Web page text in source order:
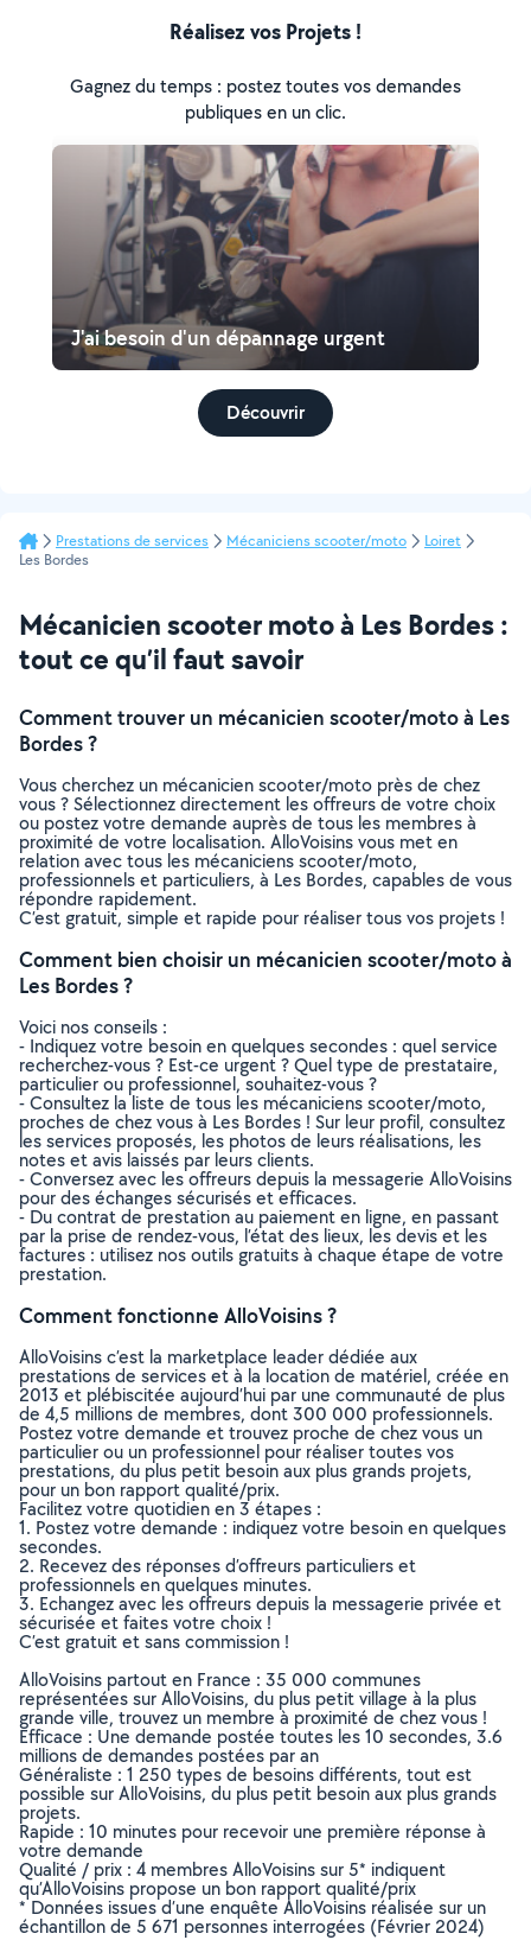
Réalisez vos Projets !
Gagnez du temps : postez toutes vos demandes
publiques en un clic.
J'ai besoin d'un dépannage urgent
Découvrir
Prestations de services Mécaniciens scooter/moto
Loiret
Les Bordes
Mécanicien scooter moto à Les Bordes :
tout ce qu’il faut savoir
Comment trouver un mécanicien scooter/moto à Les
Bordes ?
Vous cherchez un mécanicien scooter/moto près de chez
vous ? Sélectionnez directement les offreurs de votre choix
ou postez votre demande auprès de tous les membres à
proximité de votre localisation. AlloVoisins vous met en
relation avec tous les mécaniciens scooter/moto,
professionnels et particuliers, à Les Bordes, capables de vous
répondre rapidement.
C’est gratuit, simple et rapide pour réaliser tous vos projets !
Comment bien choisir un mécanicien scooter/moto à
Les Bordes ?
Voici nos conseils :
- Indiquez votre besoin en quelques secondes : quel service
recherchez-vous ? Est-ce urgent ? Quel type de prestataire,
particulier ou professionnel, souhaitez-vous ?
- Consultez la liste de tous les mécaniciens scooter/moto,
proches de chez vous à Les Bordes ! Sur leur profil, consultez
les services proposés, les photos de leurs réalisations, les
notes et avis laissés par leurs clients.
- Conversez avec les offreurs depuis la messagerie AlloVoisins
pour des échanges sécurisés et efficaces.
- Du contrat de prestation au paiement en ligne, en passant
par la prise de rendez-vous, l’état des lieux, les devis et les
factures : utilisez nos outils gratuits à chaque étape de votre
prestation.
Comment fonctionne AlloVoisins ?
AlloVoisins c’est la marketplace leader dédiée aux
prestations de services et à la location de matériel, créée en
2013 et plébiscitée aujourd’hui par une communauté de plus
de 4,5 millions de membres, dont 300 000 professionnels.
Postez votre demande et trouvez proche de chez vous un
particulier ou un professionnel pour réaliser toutes vos
prestations, du plus petit besoin aux plus grands projets,
pour un bon rapport qualité/prix.
Facilitez votre quotidien en 3 étapes :
1. Postez votre demande : indiquez votre besoin en quelques
secondes.
2. Recevez des réponses d’offreurs particuliers et
professionnels en quelques minutes.
3. Echangez avec les offreurs depuis la messagerie privée et
sécurisée et faites votre choix !
C’est gratuit et sans commission !
AlloVoisins partout en France : 35 000 communes
représentées sur AlloVoisins, du plus petit village à la plus
grande ville, trouvez un membre à proximité de chez vous !
Efficace : Une demande postée toutes les 10 secondes, 3.6
millions de demandes postées par an
Généraliste : 1 250 types de besoins différents, tout est
possible sur AlloVoisins, du plus petit besoin aux plus grands
projets.
Rapide : 10 minutes pour recevoir une première réponse à
votre demande
Qualité / prix : 4 membres AlloVoisins sur 5* indiquent
qu’AlloVoisins propose un bon rapport qualité/prix
* Données issues d’une enquête AlloVoisins réalisée sur un
échantillon de 5 671 personnes interrogées (Février 2024)